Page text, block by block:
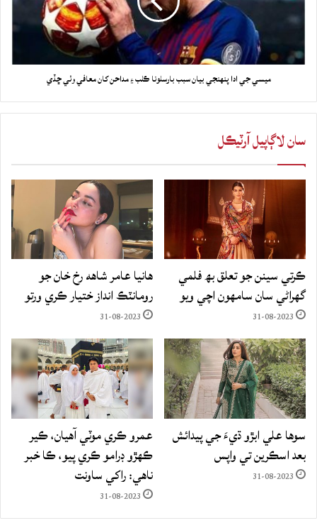
ميسي جي ادا پنهنجي بيان سبب بارسلونا ڪلب ۽ مداحن کان معافي وٺي ڇڏي
سان لاڳاپيل آرٽيڪل
ڪرتي سينن جو تعلق بھ فلمي
گهراڻي سان سامهون اچي ويو
31-08-2023
هانيا عامر شاهه رخ خان جو
رومانٽڪ انداز ختيار ڪري ورتو
31-08-2023
سوها علي ابڙو ڌيءَ جي پيدائش
بعد اسڪرين تي واپس
31-08-2023
عمرو ڪري موٽي آهيان، ڪير
ڪهڙو ڊرامو ڪري پيو، ڪا خبر
ناهي: راکي ساونت
31-08-2023